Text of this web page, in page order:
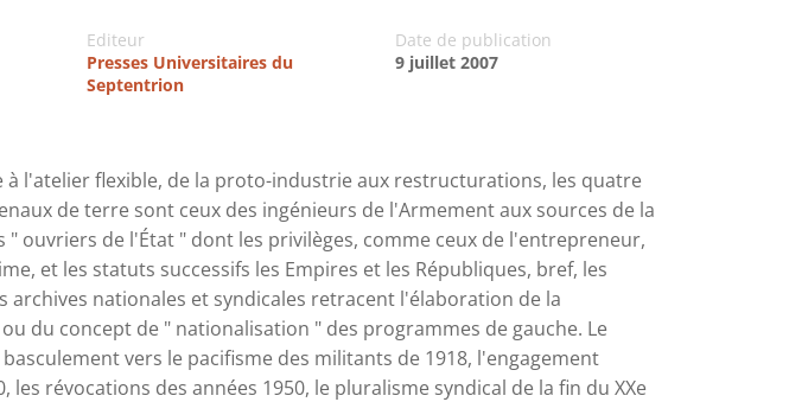
Editeur
Presses Universitaires du
Septentrion
Date de publication
9 juillet 2007
à l'atelier flexible, de la proto-industrie aux restructurations, les quatre
de terre sont ceux des ingénieurs de l'Armement aux sources de la
" ouvriers de l'État " dont les privilèges, comme ceux de l'entrepreneur,
et les statuts successifs les Empires et les Républiques, bref, les
archives nationales et syndicales retracent l'élaboration de la
du concept de " nationalisation " des programmes de gauche. Le
vers le pacifisme des militants de 1918, l'engagement
les révocations des années 1950, le pluralisme syndical de la fin du XXe